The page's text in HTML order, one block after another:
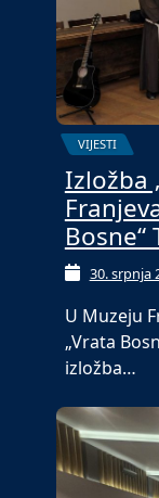
VIJESTI
Izložba
Bosne“
30. srpnja
U Muzeju
„Vrata
izložba…